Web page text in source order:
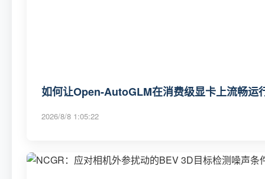
如何让Open-AutoGLM在消费级显卡上流畅运
2026/8/8 1:05:22